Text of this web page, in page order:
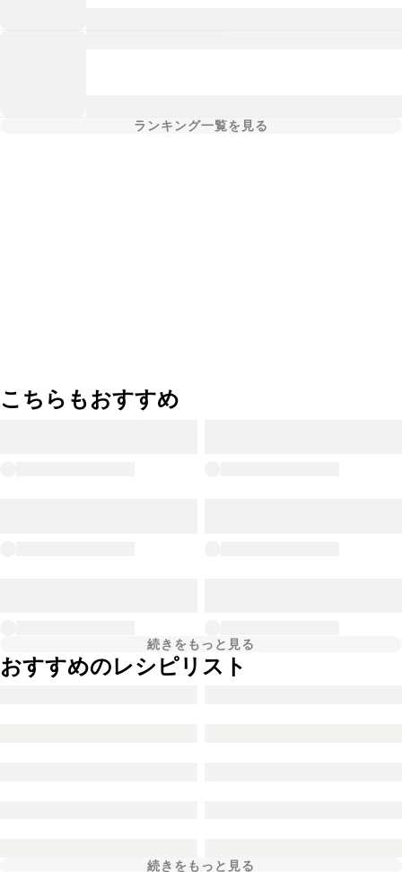
ランキング一覧を見る
こちらもおすすめ
続きをもっと見る
おすすめのレシピリスト
続きをもっと見る